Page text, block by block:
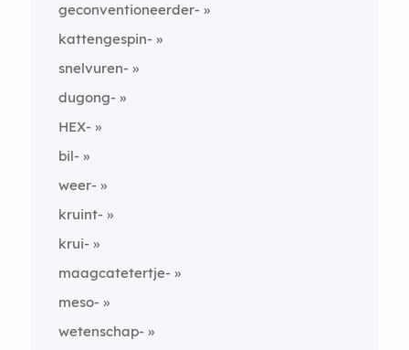
geconventioneerder-
kattengespin-
snelvuren-
dugong-
HEX-
bil-
weer-
kruint-
krui-
maagcatetertje-
meso-
wetenschap-